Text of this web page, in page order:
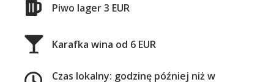
Piwo lager 3 EUR
Karafka wina od 6 EUR
Czas lokalny: godzinę później niż w